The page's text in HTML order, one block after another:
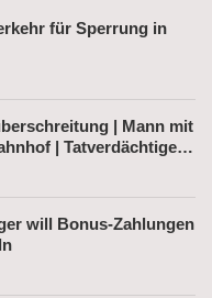
für Sperrung in
| Mann mit
| Tatverdächtiger
will Bonus-Zahlungen